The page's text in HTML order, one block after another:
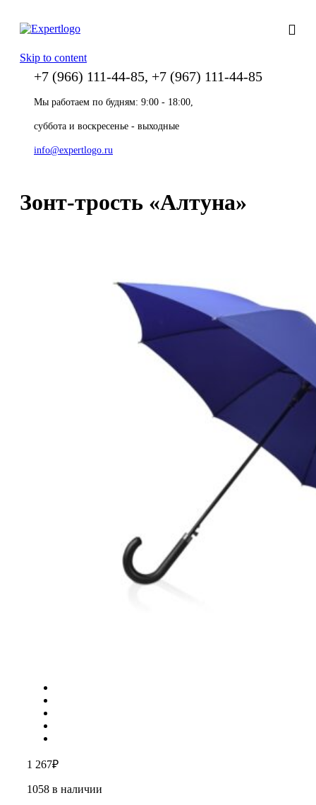
Skip to content
+7 (966) 111-44-85, +7 (967) 111-44-85
Мы работаем по будням: 9:00 - 18:00,
суббота и воскресенье - выходные
info@expertlogo.ru
Зонт-трость «Алтуна»
1 267₽
1058 в наличии